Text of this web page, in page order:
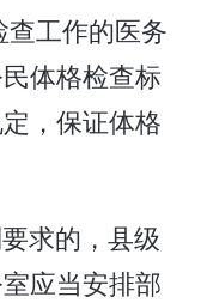
工作的医务
体格检查标
，保证体格
求的，县级
应当安排部